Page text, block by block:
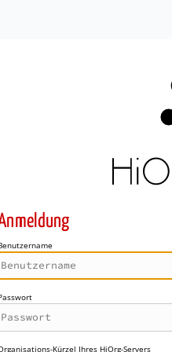
Kürzel Ihres HiOrg-Servers